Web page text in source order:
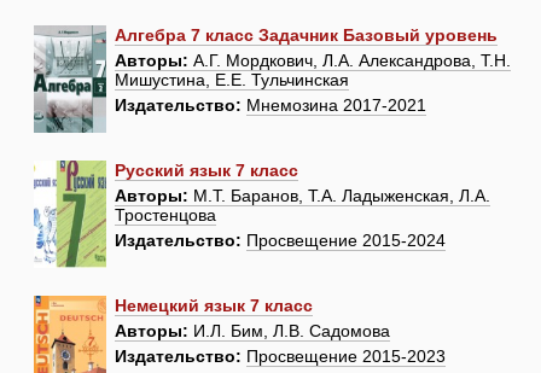
Алгебра 7 класс Задачник Базовый уровень
Авторы: А.Г. Мордкович, Л.А. Александрова, Т.Н.
Мишустина, Е.Е. Тульчинская
Издательство: Мнемозина 2017-2021
Русский язык 7 класс
Авторы: М.Т. Баранов, Т.А. Ладыженская, Л.А.
Тростенцова
Издательство: Просвещение 2015-2024
Немецкий язык 7 класс
Авторы: И.Л. Бим, Л.В. Садомова
Издательство: Просвещение 2015-2023